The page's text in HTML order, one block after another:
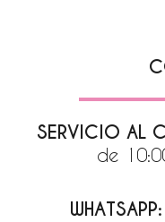
SERVICIO AL
de
WHATSAPP: